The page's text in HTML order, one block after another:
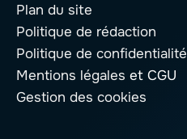
Plan du site
Politique de rédaction
Politique de confidentialité
Mentions légales et CGU
Gestion des cookies